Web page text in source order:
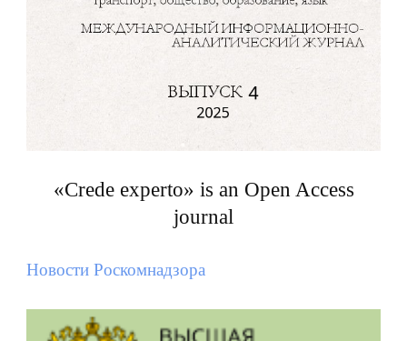
«Crede experto» is an Open Access
journal
Новости Роскомнадзора